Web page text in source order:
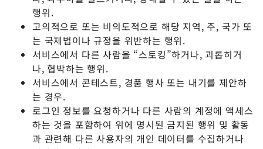
행위.
고의적으로 또는 비의도적으로 해당 지역, 주, 국가 또
는 국제법이나 규정을 위반하는 행위.
서비스에서 다른 사람을 “스토킹”하거나, 괴롭히거
나, 협박하는 행위.
서비스에서 콘테스트, 경품 행사 또는 내기를 제안하
는 경우.
로그인 정보를 요청하거나 다른 사람의 계정에 액세스
하는 것을 포함하여 위에 명시된 금지된 행위 및 활동
과 관련해 다른 사용자의 개인 데이터를 수집하거나